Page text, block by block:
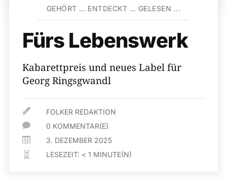
GEHÖRT … ENTDECKT … GELESEN ...
Fürs Lebenswerk
Kabarettpreis und neues Label für
Georg Ringsgwandl
 FOLKER REDAKTION
 0 KOMMENTAR(E)
 3. DEZEMBER 2025
 LESEZEIT: < 1 MINUTE(N)